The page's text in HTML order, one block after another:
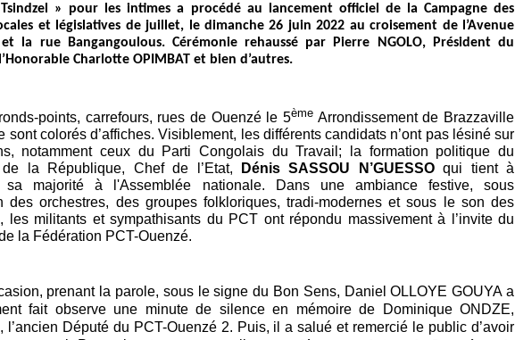
Tsindzel » pour les intimes a procédé au lancement officiel de la Campagne des
et législatives de juillet, le dimanche 26 juin 2022 au croisement de l’Avenue
la rue Bangangoulous. Cérémonie rehaussé par Pierre NGOLO, Président du
Charlotte OPIMBAT et bien d’autres.
points, carrefours, rues de Ouenzé le 5ème Arrondissement de Brazzaville
sont colorés d’affiches. Visiblement, les différents candidats n’ont pas lésiné sur
notamment ceux du Parti Congolais du Travail; la formation politique du
de la République, Chef de l’Etat,
Dénis SASSOU N’GUESSOqui tient à
sa majorité à l'Assemblée nationale. Dans une ambiance festive, sous
des orchestres, des groupes folkloriques, tradi-modernes et sous le son des
les militants et sympathisants du PCT ont répondu massivement à l’invite du
la Fédération PCT-Ouenzé.
prenant la parole, sous le signe du Bon Sens, Daniel OLLOYE GOUYA a
fait observe une minute de silence en mémoire de Dominique ONDZE,
l’ancien Député du PCT-Ouenzé 2. Puis, il a salué et remercié le public d’avoir